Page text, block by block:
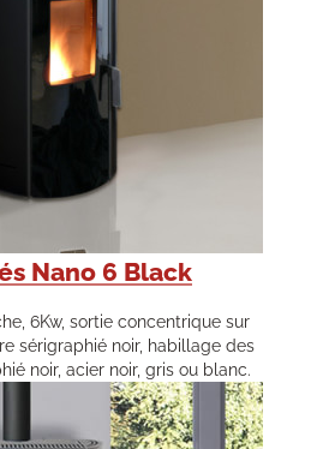
Nano 6 Black
6Kw, sortie concentrique sur
sérigraphié noir, habillage des
noir, acier noir, gris ou blanc.